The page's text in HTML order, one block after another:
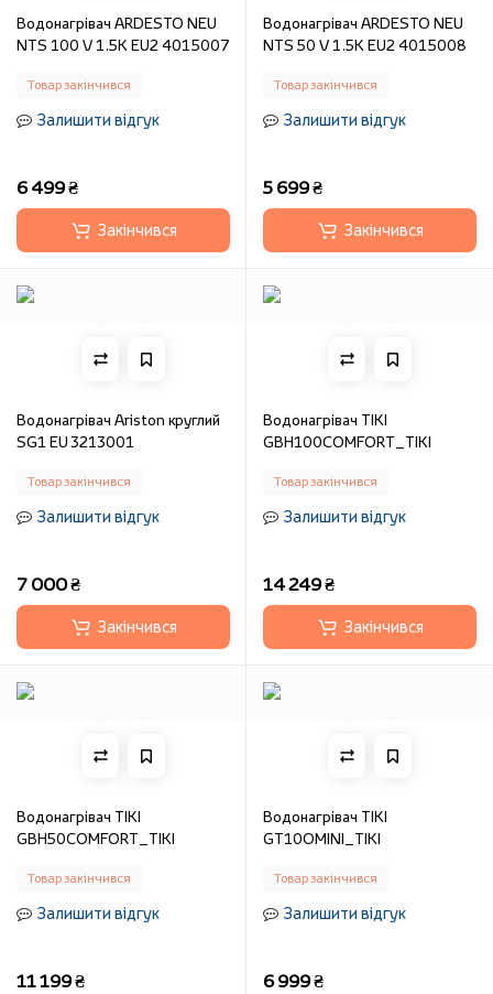
Водонагрівач ARDESTO NEU
NTS 100 V 1.5K EU2 4015007
Товар закінчився
Залишити відгук
6 499 ₴
Закінчився
Водонагрівач ARDESTO NEU
NTS 50 V 1.5K EU2 4015008
Товар закінчився
Залишити відгук
5 699 ₴
Закінчився
Водонагрівач Ariston круглий
SG1 EU 3213001
Товар закінчився
Залишити відгук
7 000 ₴
Закінчився
Водонагрівач TIKI
GBH100COMFORT_TIKI
Товар закінчився
Залишити відгук
14 249 ₴
Закінчився
Водонагрівач TIKI
GBH50COMFORT_TIKI
Товар закінчився
Залишити відгук
11 199 ₴
Водонагрівач TIKI
GT10OMINI_TIKI
Товар закінчився
Залишити відгук
6 999 ₴